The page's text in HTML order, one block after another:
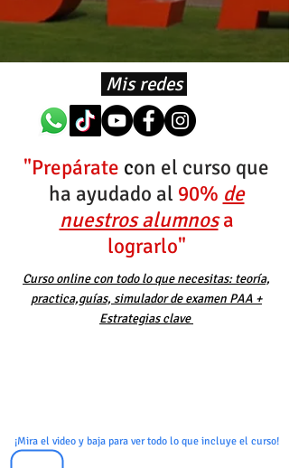
Mis redes
"Prepárate con el curso que
ha ayudado al 90% de
nuestros alumnosa
lograrlo"
Curso online con todo lo que necesitas: teoría,
practica,guías, simulador de examen PAA +
Estrategias clave
¡Mira el video y baja para ver todo lo que incluye el curso!